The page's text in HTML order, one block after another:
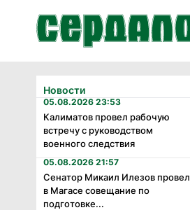
Новости
05.08.2026 23:53
Калиматов провел рабочую
встречу с руководством
военного следствия
05.08.2026 21:57
Сенатор Микаил Илезов провел
в Магасе совещание по
подготовке...